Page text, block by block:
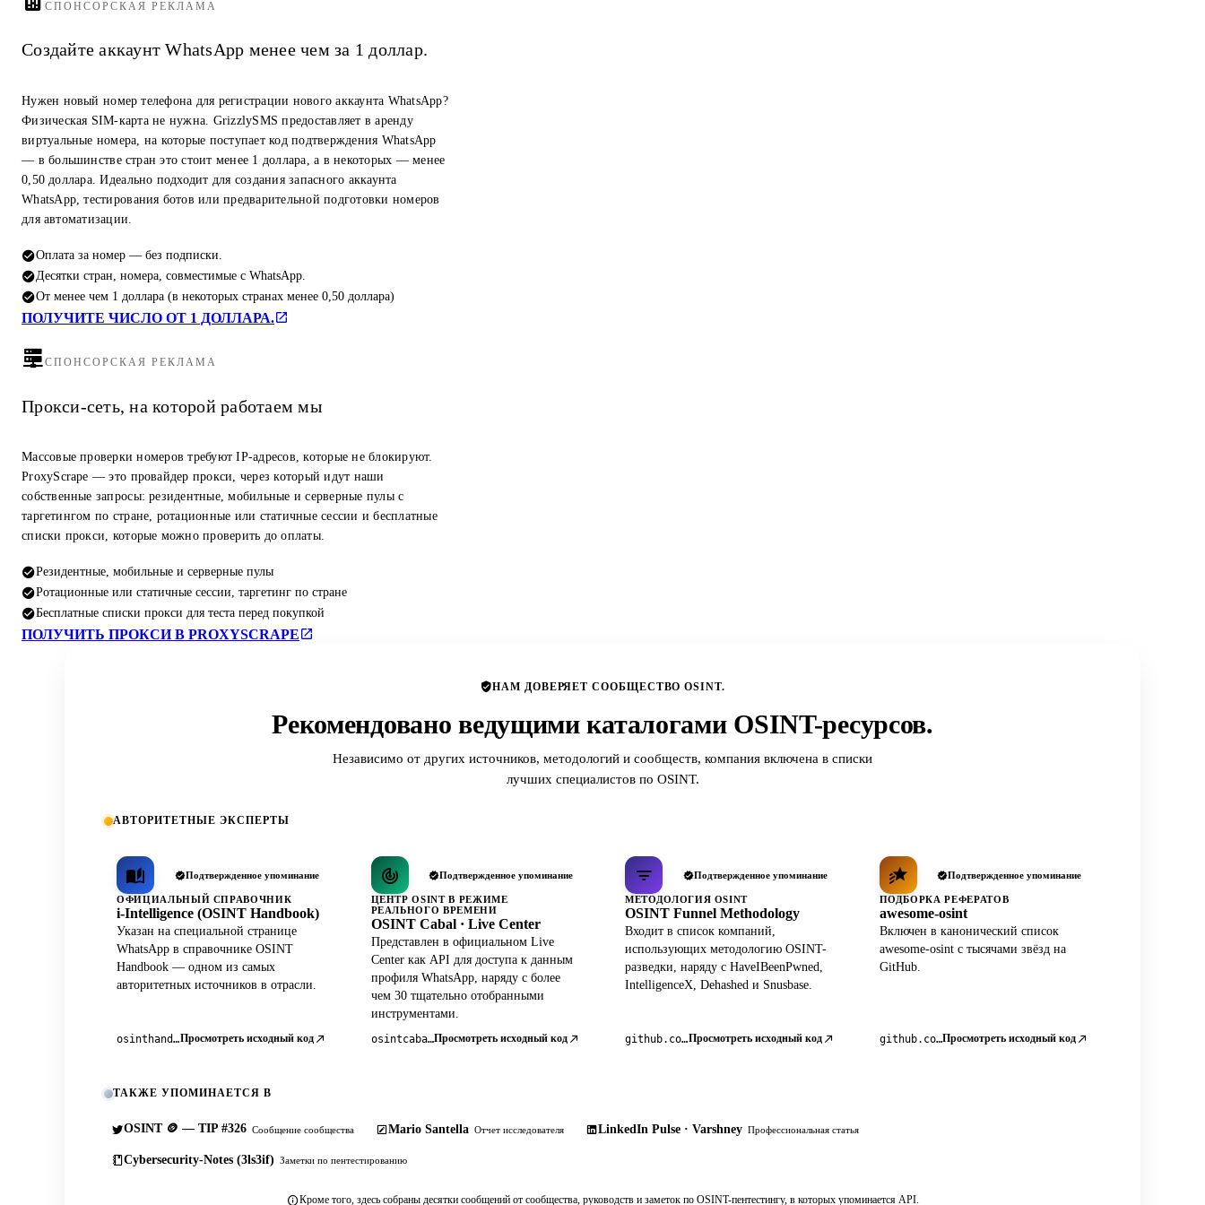
СПОНСОРСКАЯ РЕКЛАМА
Создайте аккаунт WhatsApp менее чем за 1 доллар.
Нужен новый номер телефона для регистрации нового аккаунта WhatsApp?
Физическая SIM-карта не нужна. GrizzlySMS предоставляет в аренду
виртуальные номера, на которые поступает код подтверждения WhatsApp
— в большинстве стран это стоит менее 1 доллара, а в некоторых — менее
0,50 доллара. Идеально подходит для создания запасного аккаунта
WhatsApp, тестирования ботов или предварительной подготовки номеров
для автоматизации.
Оплата за номер — без подписки.
Десятки стран, номера, совместимые с WhatsApp.
От менее чем 1 доллара (в некоторых странах менее 0,50 доллара)
ПОЛУЧИТЕ ЧИСЛО ОТ 1 ДОЛЛАРА.
СПОНСОРСКАЯ РЕКЛАМА
Прокси-сеть, на которой работаем мы
Массовые проверки номеров требуют IP-адресов, которые не блокируют.
ProxyScrape — это провайдер прокси, через который идут наши
собственные запросы: резидентные, мобильные и серверные пулы с
таргетингом по стране, ротационные или статичные сессии и бесплатные
списки прокси, которые можно проверить до оплаты.
Резидентные, мобильные и серверные пулы
Ротационные или статичные сессии, таргетинг по стране
Бесплатные списки прокси для теста перед покупкой
ПОЛУЧИТЬ ПРОКСИ В PROXYSCRAPE
НАМ ДОВЕРЯЕТ СООБЩЕСТВО OSINT.
Рекомендовано ведущими каталогами OSINT-ресурсов.
Независимо от других источников, методологий и сообществ, компания включена в списки
лучших специалистов по OSINT.
АВТОРИТЕТНЫЕ ЭКСПЕРТЫ
Подтвержденное упоминание
ОФИЦИАЛЬНЫЙ СПРАВОЧНИК
i-Intelligence (OSINT Handbook)
Указан на специальной странице
WhatsApp в справочнике OSINT
Handbook — одном из самых
авторитетных источников в отрасли.
osinthandbook.comПросмотреть исходный код
Подтвержденное упоминание
ЦЕНТР OSINT В РЕЖИМЕ
РЕАЛЬНОГО ВРЕМЕНИ
OSINT Cabal · Live Center
Представлен в официальном Live
Center как API для доступа к данным
профиля WhatsApp, наряду с более
чем 30 тщательно отобранными
инструментами.
osintcabal.orgПросмотреть исходный код
Подтвержденное упоминание
МЕТОДОЛОГИЯ OSINT
OSINT Funnel Methodology
Входит в список компаний,
использующих методологию OSINT-
разведки, наряду с HaveIBeenPwned,
IntelligenceX, Dehashed и Snusbase.
github.com/pdudotdev/ofmПросмотреть исходный код
Подтвержденное упоминание
ПОДБОРКА РЕФЕРАТОВ
awesome-osint
Включен в канонический список
awesome-osint с тысячами звёзд на
GitHub.
github.com/jivoi/awesome-osintПросмотреть исходный код
ТАКЖЕ УПОМИНАЕТСЯ В
OSINT 🪙 — TIP #326 Сообщение сообщества Mario Santella Отчет исследователя LinkedIn Pulse · Varshney Профессиональная статья
Cybersecurity-Notes (3ls3if) Заметки по пентестированию
Кроме того, здесь собраны десятки сообщений от сообщества, руководств и заметок по OSINT-пентестингу, в которых упоминается API.